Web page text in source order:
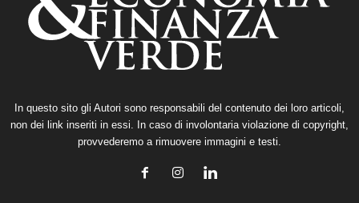
In questo sito gli Autori sono responsabili del contenuto dei loro articoli,
non dei link inseriti in essi. In caso di involontaria violazione di copyright,
provvederemo a rimuovere immagini e testi.